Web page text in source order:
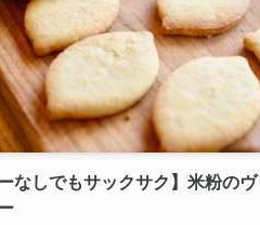
ーなしでもサックサク】米粉の